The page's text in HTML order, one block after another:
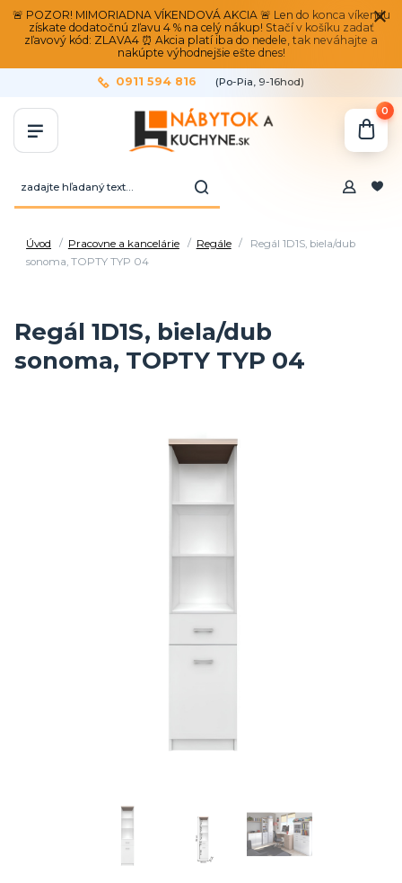
🚨 POZOR! MIMORIADNA VÍKENDOVÁ AKCIA 🚨 Len do konca víkendu
získate dodatočnú zľavu 4 % na celý nákup! Stačí v košíku zadať
zľavový kód: ZLAVA4 ⏰ Akcia platí iba do nedele, tak neváhajte a
nakúpte výhodnejšie ešte dnes!
0911 594 816 (Po-Pia, 9-16hod)
0
Úvod Pracovne a kancelárie Regále
Regál 1D1S, biela/dub
sonoma, TOPTY TYP 04
Regál 1D1S, biela/dub
sonoma, TOPTY TYP 04